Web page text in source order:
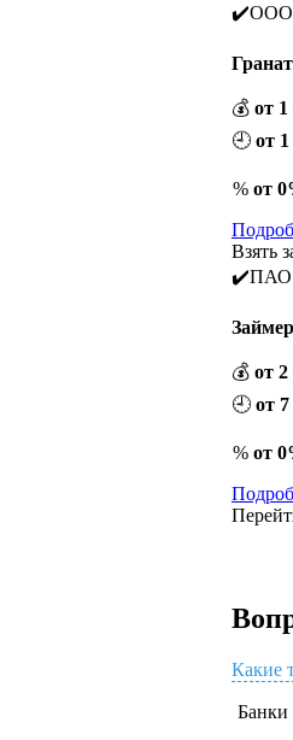
✔️ООО
💰 от 1
🕘 от
% от
Взять
✔️ПАО
💰 от 2
🕘 от
% от
Какие
Банки